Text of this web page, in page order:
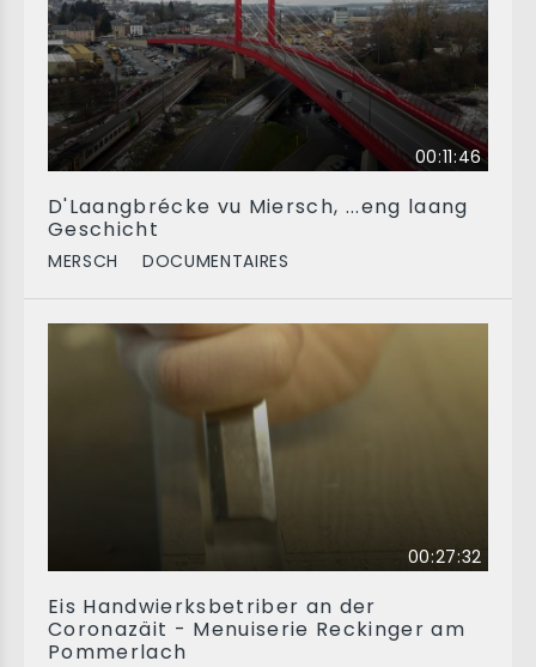
00:11:46
D'Laangbrécke vu Miersch, ...eng laang
Geschicht
MERSCH DOCUMENTAIRES
00:27:32
Eis Handwierksbetriber an der
Coronazäit - Menuiserie Reckinger am
Pommerlach